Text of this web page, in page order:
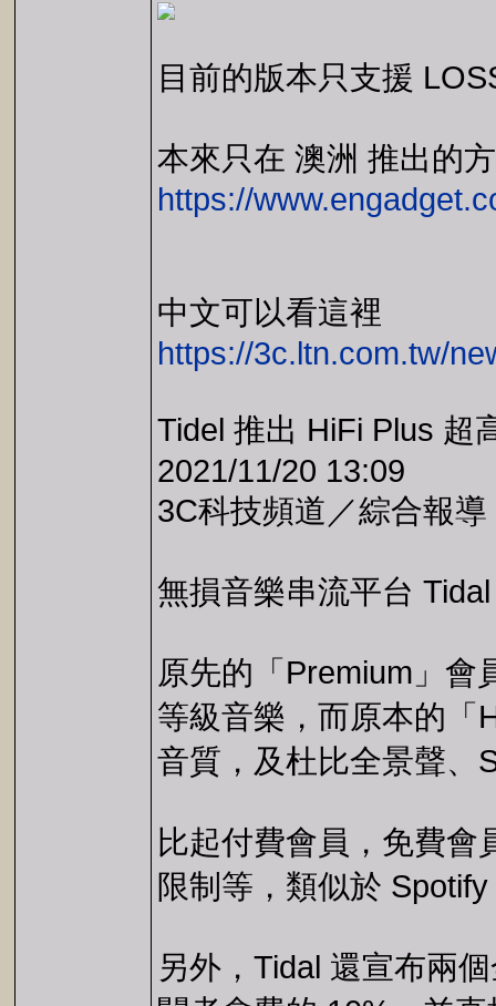
目前的版本只支援
本來只在 澳洲 推出的
https://
中文可以看這裡
https://3c.ltn.com.tw/
Tidel 推出 HiFi Plus 超
2021/11/20 13:09
3C科技頻道／綜合報導
無損音樂串流平台
原先的「Premium」會
等級音樂，而原本的「
音質，及杜比全景聲、
比起付費會員，免費
限制等，類似於
另外，Tidal 還宣布兩